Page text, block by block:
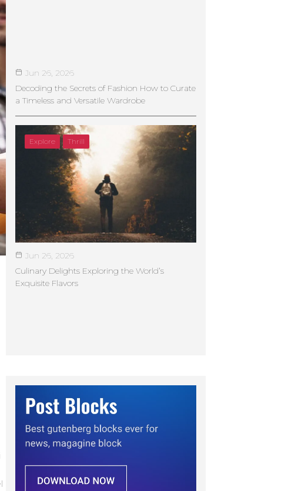
Jun 26, 2026
Decoding the Secrets of Fashion How to Curate
a Timeless and Versatile Wardrobe
Explore Thrill
Jun 26, 2026
Culinary Delights Exploring the World’s
Exquisite Flavors